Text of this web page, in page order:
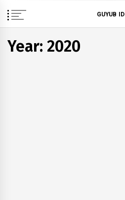
content
GUYUB ID
Year: 2020